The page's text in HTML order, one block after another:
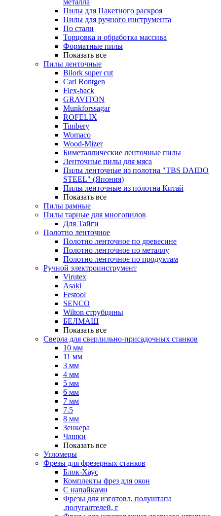
металла
Пилы для Пакетного раскроя
Пилы для ручного инструмента
По стали
Торцовка и обработка массива
Форматные пилы
Показать все
Пилы ленточные
Bilork super cut
Carl Rontgen
Flex-back
GRAVITON
Munkforssagar
ROFELIX
Timbery
Womaco
Wood-Mizer
Биметаллические ленточные пилы
Ленточные пилы для мяса
Пилы ленточные из полотна "TBS DAIDO
STEEL" (Япония)
Пилы ленточные из полотна Китай
Показать все
Пилы рамные
Пилы тарные для многопилов
Для Тайги
Полотно ленточное
Полотно ленточное по древесине
Полотно ленточное по металлу
Полотно ленточное по продуктам
Ручной электроинструмент
Virutex
Asaki
Festool
SENCO
Wilton струбцины
БЕЛМАШ
Показать все
Сверла для сверлильно-присадочных станков
10 мм
11 мм
3 мм
4 мм
5 мм
6 мм
7 мм
7.5
8 мм
Зенкера
Чашки
Показать все
Угломеры
Фрезы для фрезерных станков
Блок-Хаус
Комплекты фрез для окон
С напайками
Фрезы для изготовл. полуштапа
,полугалтелей, г